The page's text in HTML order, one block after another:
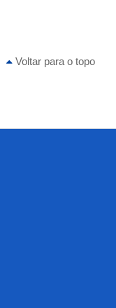
Voltar para o topo